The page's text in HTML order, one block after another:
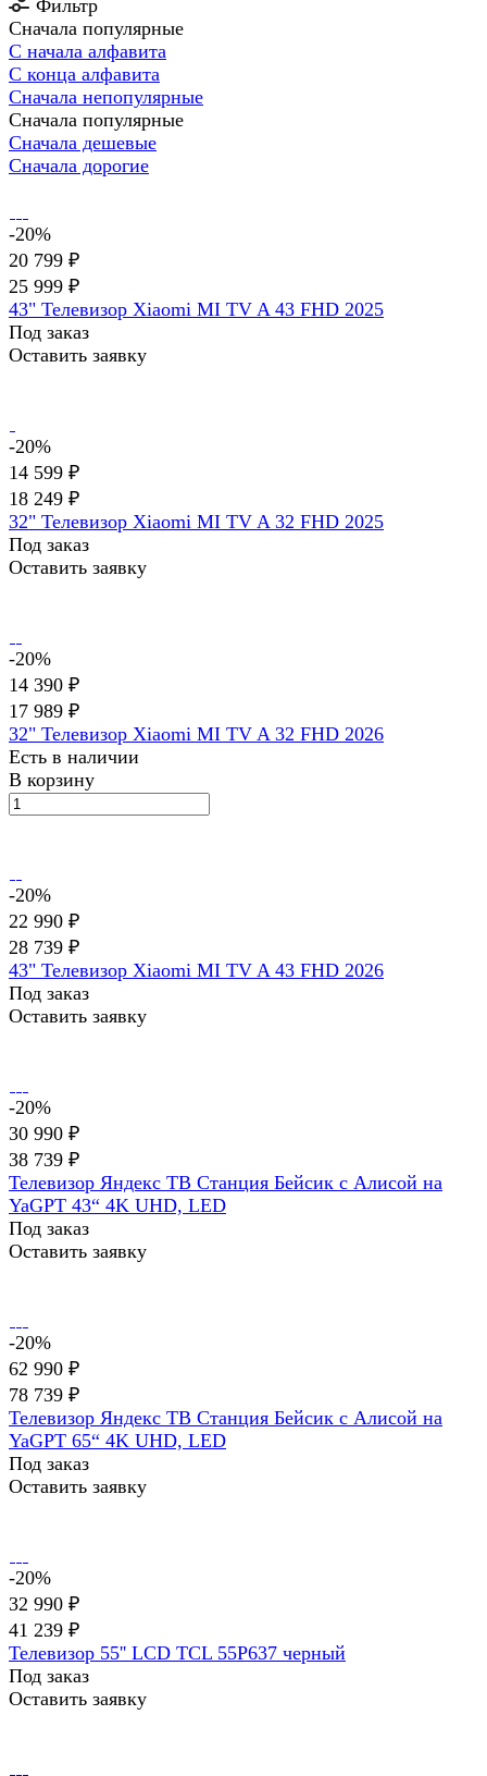
Фильтр
Сначала популярные
С начала алфавита
С конца алфавита
Сначала непопулярные
Сначала популярные
Сначала дешевые
Сначала дорогие
-20%
20 799 ₽
25 999 ₽
43" Телевизор Xiaomi MI TV A 43 FHD 2025
Под заказ
Оставить заявку
-20%
14 599 ₽
18 249 ₽
32" Телевизор Xiaomi MI TV A 32 FHD 2025
Под заказ
Оставить заявку
-20%
14 390 ₽
17 989 ₽
32" Телевизор Xiaomi MI TV A 32 FHD 2026
Есть в наличии
В корзину
-20%
22 990 ₽
28 739 ₽
43" Телевизор Xiaomi MI TV A 43 FHD 2026
Под заказ
Оставить заявку
-20%
30 990 ₽
38 739 ₽
Телевизор Яндекс ТВ Станция Бейсик с Алисой на
YaGPT 43“ 4K UHD, LED
Под заказ
Оставить заявку
-20%
62 990 ₽
78 739 ₽
Телевизор Яндекс ТВ Станция Бейсик с Алисой на
YaGPT 65“ 4K UHD, LED
Под заказ
Оставить заявку
-20%
32 990 ₽
41 239 ₽
Телевизор 55'' LCD TCL 55P637 черный
Под заказ
Оставить заявку